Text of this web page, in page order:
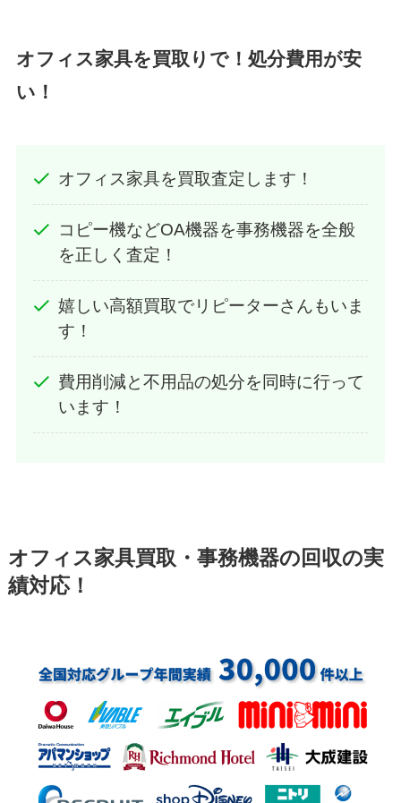
オフィス家具を買取りで！処分費用が安
い！
オフィス家具を買取査定します！
コピー機などOA機器を事務機器を全般
を正しく査定！
嬉しい高額買取でリピーターさんもいま
す！
費用削減と不用品の処分を同時に行って
います！
オフィス家具買取・事務機器の回収の実
績対応！